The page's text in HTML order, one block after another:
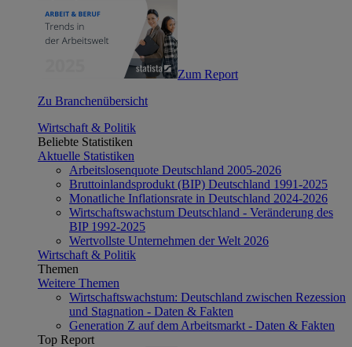
Zum Report
Zu Branchenübersicht
Wirtschaft & Politik
Beliebte Statistiken
Aktuelle Statistiken
Arbeitslosenquote Deutschland 2005-2026
Bruttoinlandsprodukt (BIP) Deutschland 1991-2025
Monatliche Inflationsrate in Deutschland 2024-2026
Wirtschaftswachstum Deutschland - Veränderung des
BIP 1992-2025
Wertvollste Unternehmen der Welt 2026
Wirtschaft & Politik
Themen
Weitere Themen
Wirtschaftswachstum: Deutschland zwischen Rezession
und Stagnation - Daten & Fakten
Generation Z auf dem Arbeitsmarkt - Daten & Fakten
Top Report